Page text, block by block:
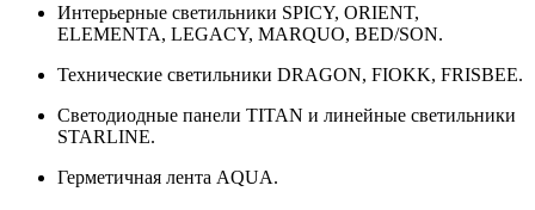
Интерьерные светильники SPICY, ORIENT,
ELEMENTA, LEGACY, MARQUO, BED/SON.
Технические светильники DRAGON, FIOKK, FRISBEE.
Светодиодные панели TITAN и линейные светильники
STARLINE.
Герметичная лента AQUA.